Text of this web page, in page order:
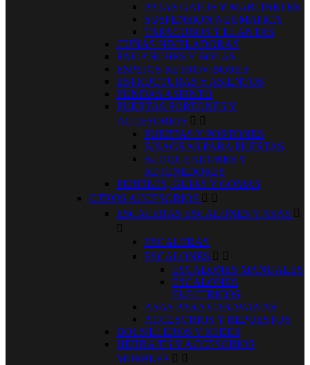
PATAS GATOS Y MARTINETES
SUSPENSION NEUMATICA
TAPACUBOS Y LLANTAS
CUÑAS NIVELADORAS
ENGANCHES Y BOLAS
ESPEJOS RETROVISORES
ESTRUCTURAS Y ASIENTOS
FUNDAS ASIENTO
PUERTAS PORTONES Y
ACCESORIOS  
PUERTAS Y PORTONES
BISAGRAS PARA PUERTAS
BLOQUEADORES Y
RETENEDORES
PERFILES, GUIAS Y GOMAS
OTROS ACCESORIOS  
ESCALERAS ESCALONES Y ASAS 

ESCALERAS
ESCALONES  
ESCALONES MANUALES
ESCALONES
ELECTRICOS
ASAS PARA CARAVANAS
ACCESORIOS Y REPUESTOS
BOLSILLEROS Y REDES
HERRAJES Y ACCESORIOS
MUEBLES  